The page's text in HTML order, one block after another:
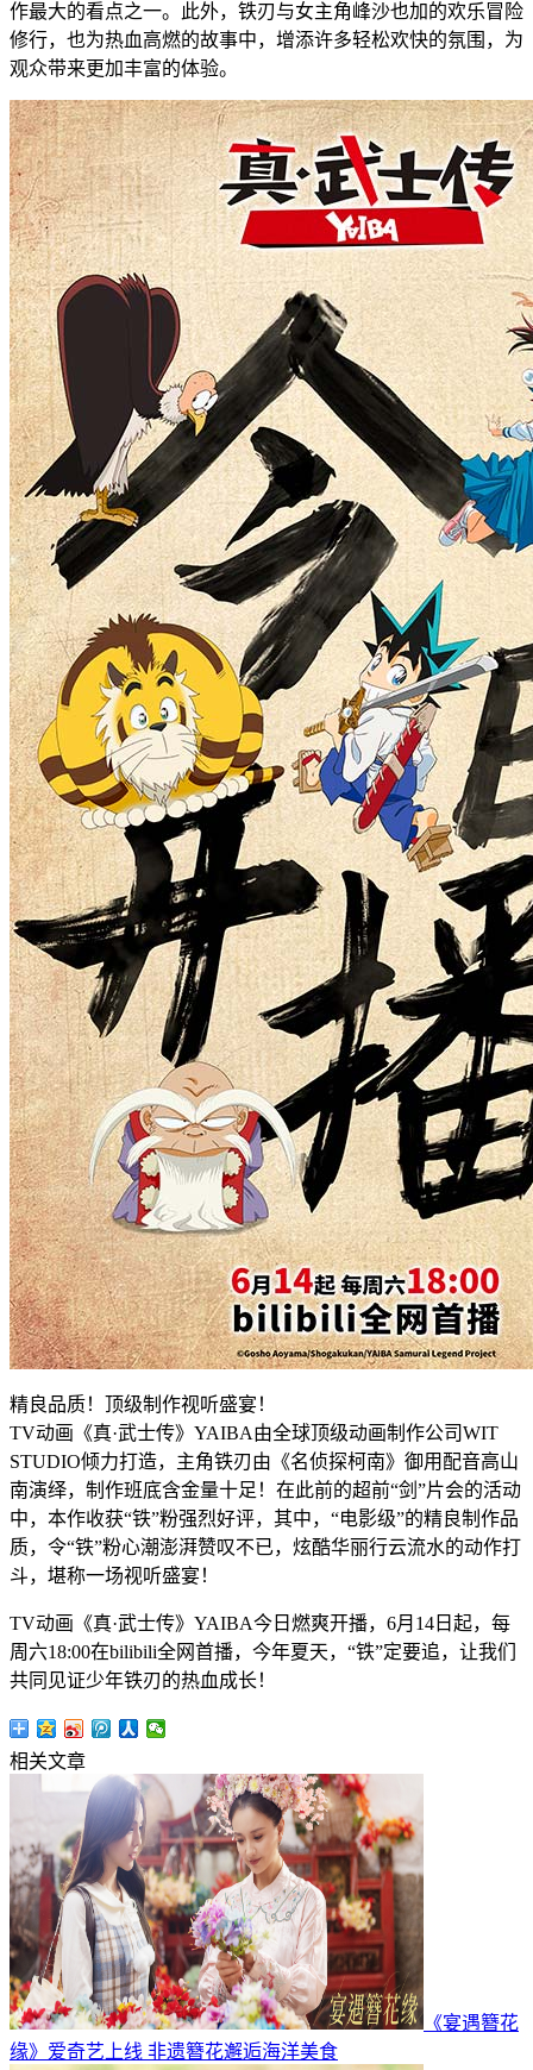
作最大的看点之一。此外，铁刃与女主角峰沙也加的欢乐冒险
修行，也为热血高燃的故事中，增添许多轻松欢快的氛围，为
观众带来更加丰富的体验。
精良品质！顶级制作视听盛宴！
TV动画《真·武士传》YAIBA由全球顶级动画制作公司WIT
STUDIO倾力打造，主角铁刃由《名侦探柯南》御用配音高山
南演绎，制作班底含金量十足！在此前的超前“剑”片会的活动
中，本作收获“铁”粉强烈好评，其中，“电影级”的精良制作品
质，令“铁”粉心潮澎湃赞叹不已，炫酷华丽行云流水的动作打
斗，堪称一场视听盛宴！
TV动画《真·武士传》YAIBA今日燃爽开播，6月14日起，每
周六18:00在bilibili全网首播，今年夏天，“铁”定要追，让我们
共同见证少年铁刃的热血成长！
相关文章
《宴遇簪花
缘》爱奇艺上线 非遗簪花邂逅海洋美食